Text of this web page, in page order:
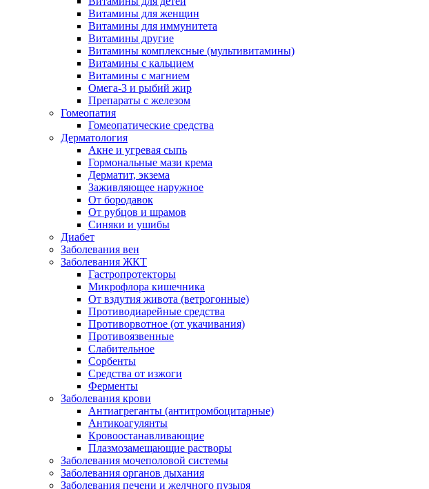
Витамины для женщин
Витамины для иммунитета
Витамины другие
Витамины комплексные (мультивитамины)
Витамины с кальцием
Витамины с магнием
Омега-3 и рыбий жир
Препараты с железом
Гомеопатия
Гомеопатические средства
Дерматология
Акне и угревая сыпь
Гормональные мази крема
Дерматит, экзема
Заживляющее наружное
От бородавок
От рубцов и шрамов
Синяки и ушибы
Диабет
Заболевания вен
Заболевания ЖКТ
Гастропротекторы
Микрофлора кишечника
От вздутия живота (ветрогонные)
Противодиарейные средства
Противорвотное (от укачивания)
Противоязвенные
Слабительное
Сорбенты
Средства от изжоги
Ферменты
Заболевания крови
Антиагреганты (антитромбоцитарные)
Антикоагулянты
Кровоостанавливающие
Плазмозамещающие растворы
Заболевания мочеполовой системы
Заболевания органов дыхания
Заболевания печени и желчного пузыря